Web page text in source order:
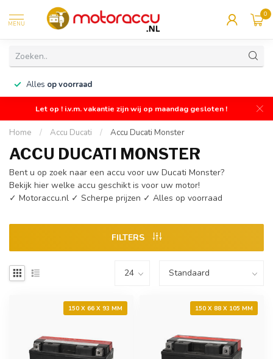
MENU
0
Alles op voorraad
Let op ! i.v.m. vakantie zijn wij op maandag gesloten !
Home / Accu Ducati / Accu Ducati Monster
ACCU DUCATI MONSTER
Bent u op zoek naar een accu voor uw Ducati Monster?
Bekijk hier welke accu geschikt is voor uw motor!
✓ Motoraccu.nl ✓ Scherpe prijzen ✓ Alles op voorraad
FILTERS
150 X 66 X 93 MM 150 X 88 X 105 MM